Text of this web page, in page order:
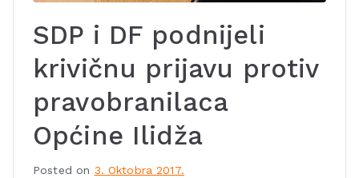
SDP i DF podnijeli
krivičnu prijavu protiv
pravobranilaca
Općine Ilidža
Posted on 3. Oktobra 2017.